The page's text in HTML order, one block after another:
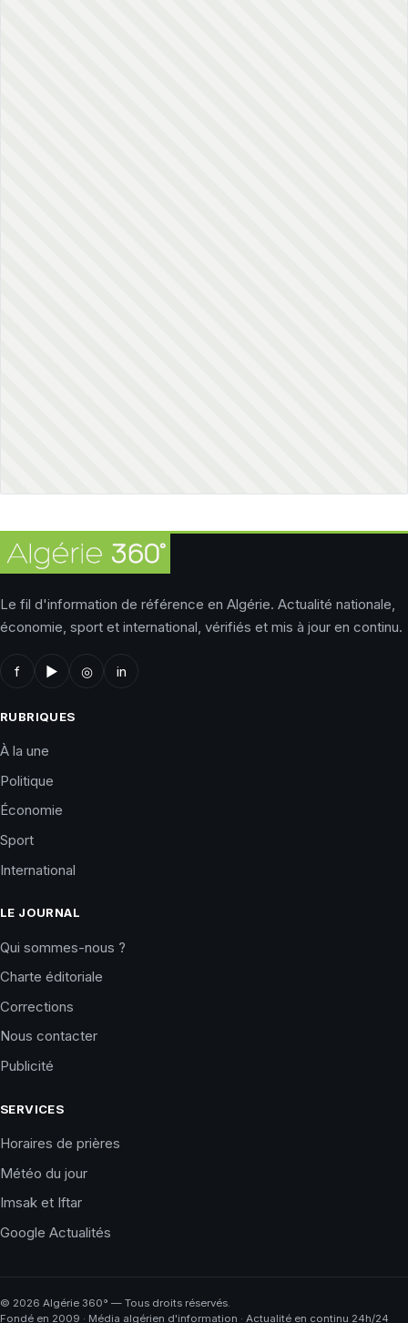
Le fil d'information de référence en Algérie. Actualité nationale,
économie, sport et international, vérifiés et mis à jour en continu.
f ▶ ◎ in
RUBRIQUES
À la une
Politique
Économie
Sport
International
LE JOURNAL
Qui sommes-nous ?
Charte éditoriale
Corrections
Nous contacter
Publicité
SERVICES
Horaires de prières
Météo du jour
Imsak et Iftar
Google Actualités
© 2026 Algérie 360° — Tous droits réservés.
Fondé en 2009 · Média algérien d'information · Actualité en continu 24h/24